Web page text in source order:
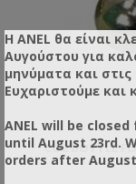
CO2 BOTTLE
Η ANEL θα είναι
Αυγούστου για
μηνύματα και
Ευχαριστούμε και
ANEL will be
until August 23rd.
orders after